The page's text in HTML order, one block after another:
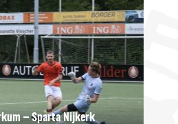
– Sparta Nijkerk